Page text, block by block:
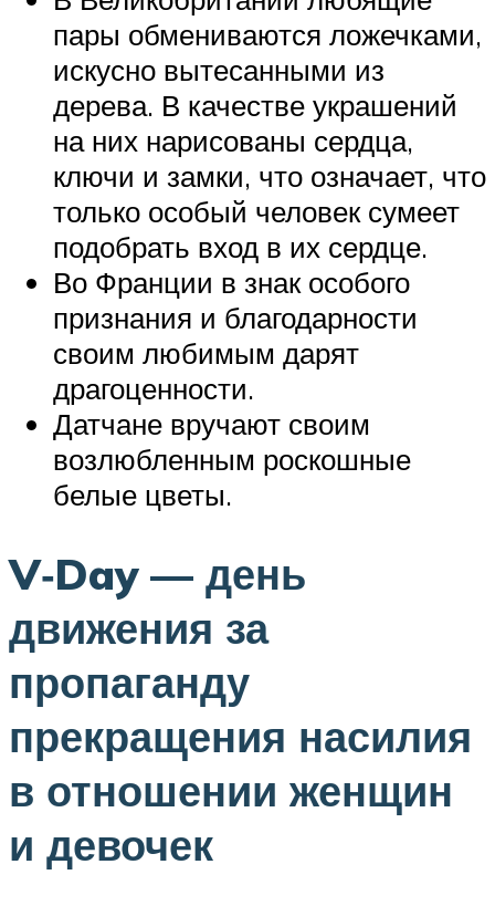
пары обмениваются ложечками,
искусно вытесанными из
дерева. В качестве украшений
на них нарисованы сердца,
ключи и замки, что означает, что
только особый человек сумеет
подобрать вход в их сердце.
Во Франции в знак особого
признания и благодарности
своим любимым дарят
драгоценности.
Датчане вручают своим
возлюбленным роскошные
белые цветы.
V‑Day — день
движения за
пропаганду
прекращения насилия
в отношении женщин
и девочек